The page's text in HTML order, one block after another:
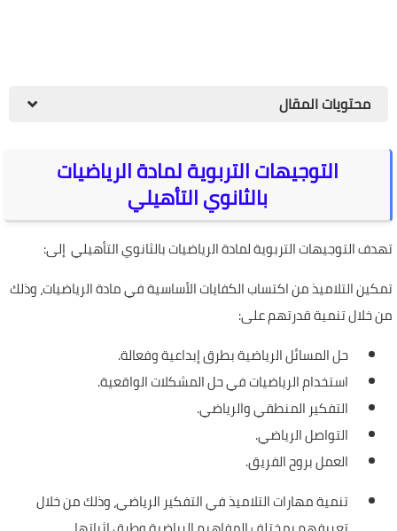
محتويات المقال
التوجيهات التربوية لمادة الرياضيات
بالثانوي التأهيلي
تهدف التوجيهات التربوية لمادة الرياضيات بالثانوي التأهيلي إلى:
تمكين التلاميذ من اكتساب الكفايات الأساسية في مادة الرياضيات، وذلك
من خلال تنمية قدرتهم على:
حل المسائل الرياضية بطرق إبداعية وفعالة.
استخدام الرياضيات في حل المشكلات الواقعية.
التفكير المنطقي والرياضي.
التواصل الرياضي.
العمل بروح الفريق.
تنمية مهارات التلاميذ في التفكير الرياضي، وذلك من خلال